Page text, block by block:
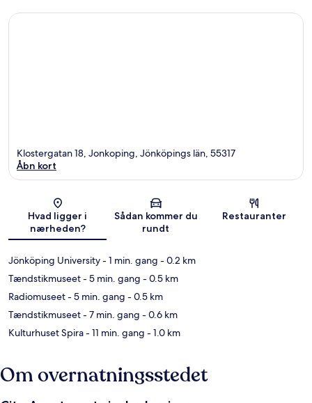
Kort
Klostergatan 18, Jonkoping, Jönköpings län, 55317
Åbn kort
Hvad ligger i
nærheden?
Sådan kommer du
rundt
Restauranter
Jönköping University- 1 min. gang - 0.2 km
Tændstikmuseet- 5 min. gang - 0.5 km
Radiomuseet- 5 min. gang - 0.5 km
Tændstikmuseet- 7 min. gang - 0.6 km
Kulturhuset Spira- 11 min. gang - 1.0 km
Om overnatningsstedet